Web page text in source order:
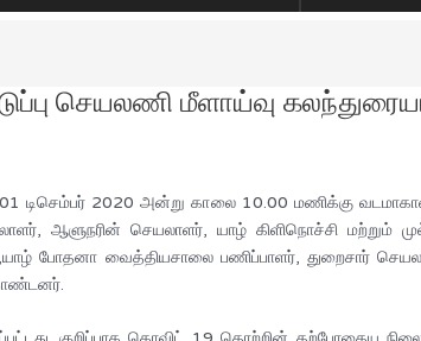
செயலணி மீளாய்வு
டிசெம்பர் 2020 அன்று காலை 10.00 மணிக்கு
ஆளுநரின் செயலாளர், யாழ் கிளிநொச்சி மற்றும்
போதனா வைத்தியசாலை பணிப்பாளர், துறைசார்